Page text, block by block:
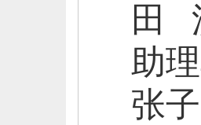
田
助
张